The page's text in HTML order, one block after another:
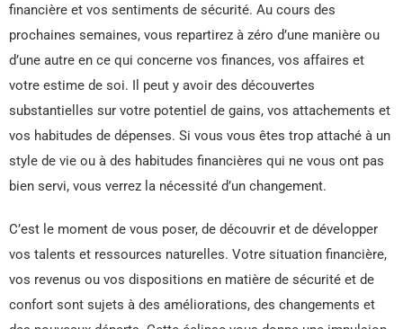
financière et vos sentiments de sécurité. Au cours des
prochaines semaines, vous repartirez à zéro d’une manière ou
d’une autre en ce qui concerne vos finances, vos affaires et
votre estime de soi. Il peut y avoir des découvertes
substantielles sur votre potentiel de gains, vos attachements et
vos habitudes de dépenses. Si vous vous êtes trop attaché à un
style de vie ou à des habitudes financières qui ne vous ont pas
bien servi, vous verrez la nécessité d’un changement.
C’est le moment de vous poser, de découvrir et de développer
vos talents et ressources naturelles. Votre situation financière,
vos revenus ou vos dispositions en matière de sécurité et de
confort sont sujets à des améliorations, des changements et